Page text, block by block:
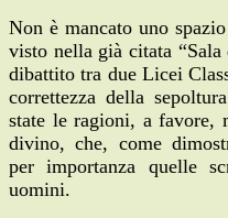
Non è mancato uno
visto nella già citata
dibattito tra due Licei
correttezza della
state le ragioni, a favore,
divino, che, come
per importanza quelle
uomini.